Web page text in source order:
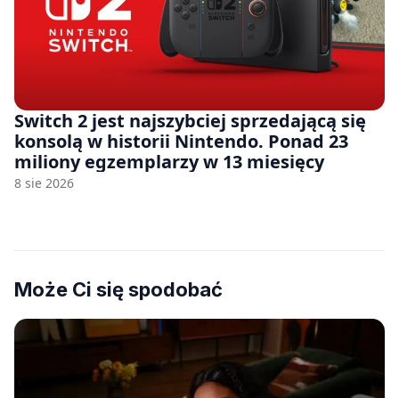
Switch 2 jest najszybciej sprzedającą się
konsolą w historii Nintendo. Ponad 23
miliony egzemplarzy w 13 miesięcy
8 sie 2026
Może Ci się spodobać